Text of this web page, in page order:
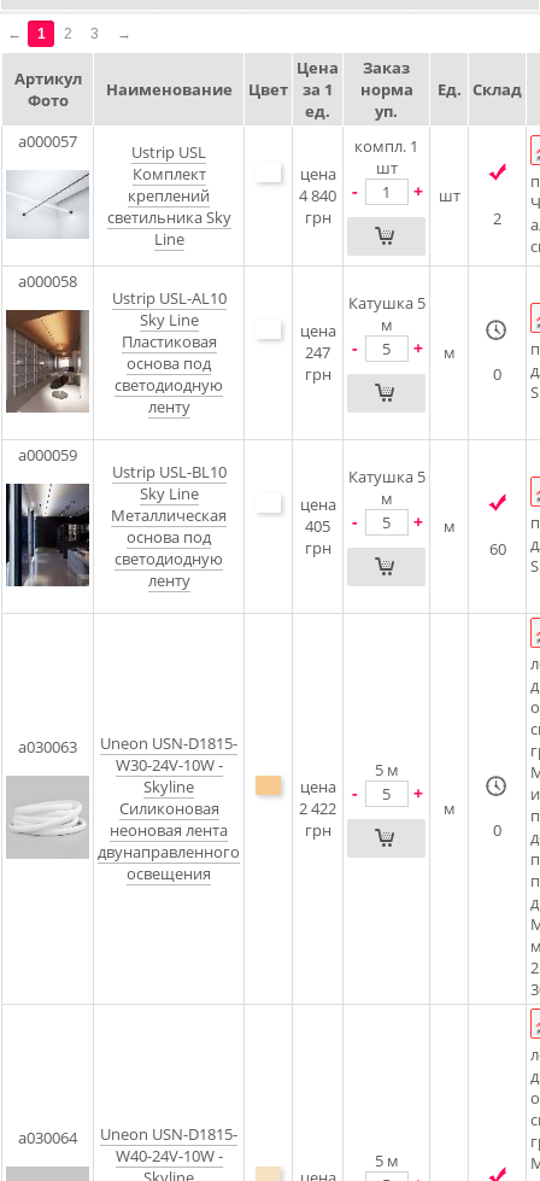
← 1 2 3 →
Артикул
Фото
Наименование Цвет
Цена
за 1
ед.
Заказ
норма
уп.
Ед. Склад
a000057
Ustrip USL
Комплект
креплений
светильника Sky
Line
цена
4 840
грн
компл. 1
шт
- +
шт
2
a000058
Ustrip USL-AL10
Sky Line
Пластиковая
основа под
светодиодную
ленту
цена
247
грн
Катушка 5
м
- +
м
0
a000059
Ustrip USL-BL10
Sky Line
Металлическая
основа под
светодиодную
ленту
цена
405
грн
Катушка 5
м
- +
м
60
a030063
Uneon USN-D1815-
W30-24V-10W -
Skyline
Силиконовая
неоновая лента
двунаправленного
освещения
цена
2 422
грн
5 м
- +
м
0
a030064
Uneon USN-D1815-
W40-24V-10W -
5 м